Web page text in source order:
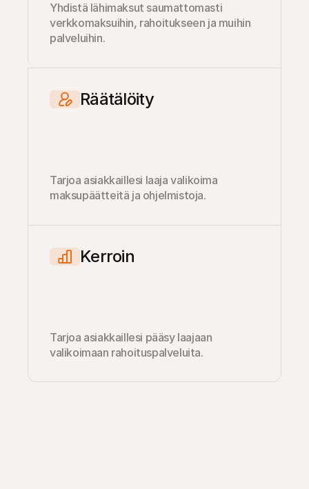
Yhdistä lähimaksut saumattomasti
verkkomaksuihin, rahoitukseen ja muihin
palveluihin.
Räätälöity
Tarjoa asiakkaillesi laaja valikoima
maksupäätteitä ja ohjelmistoja.
Kerroin
Tarjoa asiakkaillesi pääsy laajaan
valikoimaan rahoituspalveluita.